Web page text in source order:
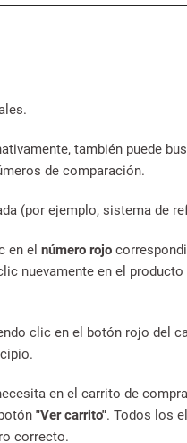
también puede
de comparación.
(por ejemplo, sistema de
en el número rojo
nuevamente en el
clic en el botón rojo del
en el carrito de
"Ver carrito". Todos los
correcto.